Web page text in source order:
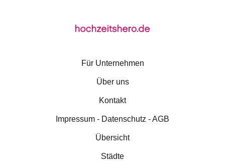
Für Unternehmen
Über uns
Kontakt
Impressum - Datenschutz - AGB
Übersicht
Städte